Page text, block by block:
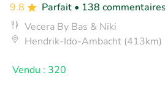
9.8 Parfait • 138 commentaires
Vecera By Bas & Niki
Hendrik-Ido-Ambacht (413km)
Vendu : 320